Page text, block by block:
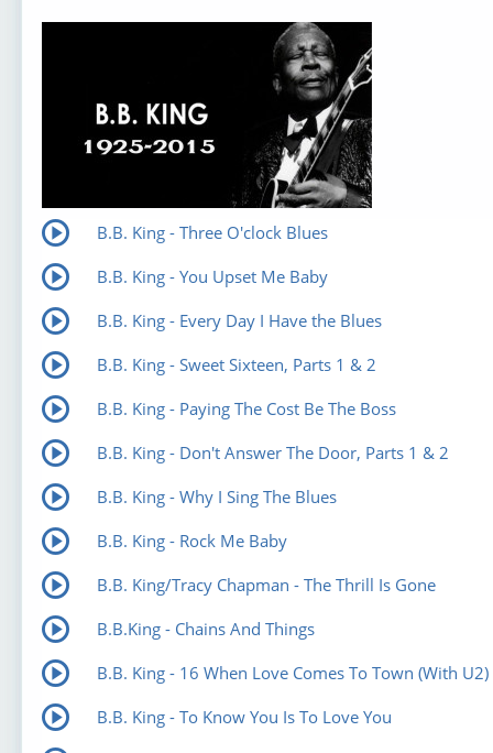
B.B. King - Three O'clock Blues
B.B. King - You Upset Me Baby
B.B. King - Every Day I Have the Blues
B.B. King - Sweet Sixteen, Parts 1 & 2
B.B. King - Paying The Cost Be The Boss
B.B. King - Don't Answer The Door, Parts 1 & 2
B.B. King - Why I Sing The Blues
B.B. King - Rock Me Baby
B.B. King/Tracy Chapman - The Thrill Is Gone
B.B.King - Chains And Things
B.B. King - 16 When Love Comes To Town (With U2)
B.B. King - To Know You Is To Love You